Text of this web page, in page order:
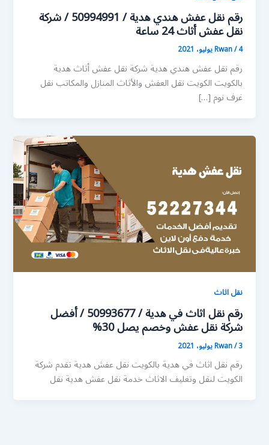
رقم نقل عفش هندي هدية / 50994991 / شركة
نقل عفش أثاث 24 ساعة
Rwan/4 يوليو، 2021
رقم نقل عفش هندي هدية شركة نقل عفش أثاث هدية
بالكويت الكويت نقل العفش والأثاث المنازل والمكاتب نقل
غرف نوم […]
نقل اثاث
رقم نقل اثاث في هدية / 50993677 / أفضل
شركة نقل عفش وخصم يصل 30%
Rwan/3 يوليو، 2021
رقم نقل اثاث في هدية بالكويت نقل عفش هدية تقدم شركة
الكويت لنقل وتغليف الاثاث خدمة نقل عفش هدية نقل